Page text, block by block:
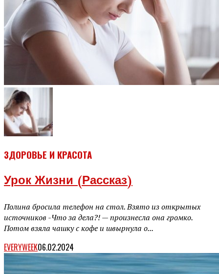
ЗДОРОВЬЕ И КРАСОТА
Урок Жизни (рассказ)
Полина бросила телефон на стол. Взято из открытых
источников -Что за дела?! — произнесла она громко.
Потом взяла чашку с кофе и швырнула о...
EVERYWEEK06.02.2024